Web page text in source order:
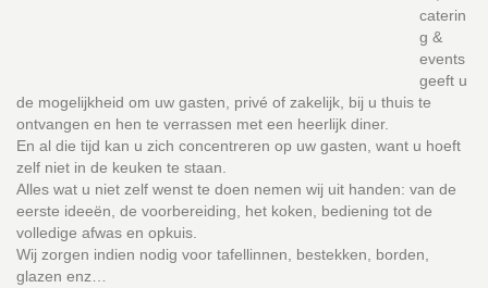
caterin
g &
events
geeft u
de mogelijkheid om uw gasten, privé of zakelijk, bij u thuis te
ontvangen en hen te verrassen met een heerlijk diner.
En al die tijd kan u zich concentreren op uw gasten, want u hoeft
zelf niet in de keuken te staan.
Alles wat u niet zelf wenst te doen nemen wij uit handen: van de
eerste ideeën, de voorbereiding, het koken, bediening tot de
volledige afwas en opkuis.
Wij zorgen indien nodig voor tafellinnen, bestekken, borden,
glazen enz…